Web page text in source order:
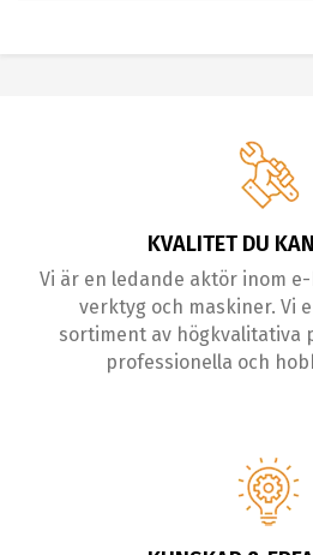
KVALITET DU
Vi är en ledande aktör inom
verktyg och maskiner. Vi
sortiment av högkvalitativa
professionella och